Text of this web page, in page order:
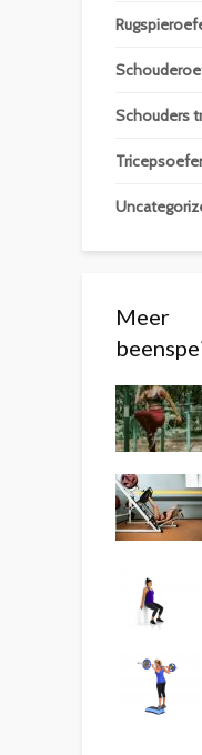
Schouders
Meer